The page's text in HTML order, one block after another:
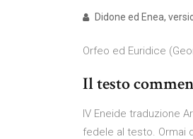
Didone ed Enea,
Orfeo ed Euridice
Il testo
IV Eneide traduzione
fedele al testo. Ormai